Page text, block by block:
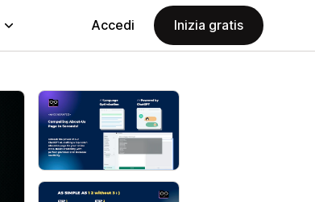
Accedi Inizia gratis